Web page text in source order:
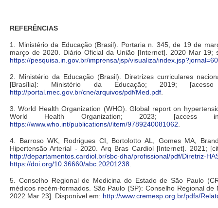
REFERÊNCIAS
1. Ministério da Educação (Brasil). Portaria n. 345, de 19 de
março de 2020. Diário Oficial da União [Internet]. 2020 Mar
https://pesquisa.in.gov.br/imprensa/jsp/visualiza/
2. Ministério da Educação (Brasil). Diretrizes curriculares
[Brasília]: Ministério da Educação; 2019;
http://portal.mec.gov.br/cne/arquivos/pdf/Med.pdf.
3. World Health Organization (WHO). Global report on
World Health Organization; 2023;
https://www.who.int/publications/i/item/9789240081062.
4. Barroso WK, Rodrigues CI, Bortolotto AL, Gomes MA,
Hipertensão Arterial - 2020. Arq Bras Cardiol [Internet]. 2021;
http://departamentos.cardiol.br/sbc-dha/profissional/pdf/Diretriz-
https://doi.org/10.36660/abc.20201238.
5. Conselho Regional de Medicina do Estado de São Paulo
médicos recém-formados. São Paulo (SP): Conselho Regional
2022 Mar 23]. Disponível em: http://www.cremesp.org.br/pdfs/